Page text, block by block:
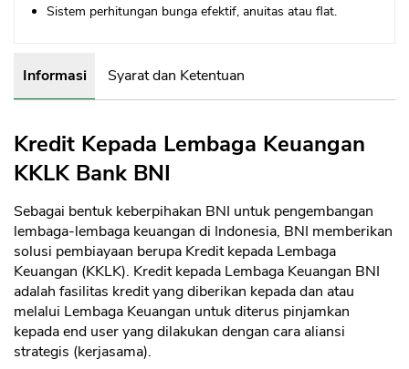
Sistem perhitungan bunga efektif, anuitas atau flat.
Informasi Syarat dan Ketentuan
Kredit Kepada Lembaga Keuangan
KKLK Bank BNI
Sebagai bentuk keberpihakan BNI untuk pengembangan
lembaga-lembaga keuangan di Indonesia, BNI memberikan
solusi pembiayaan berupa Kredit kepada Lembaga
Keuangan (KKLK). Kredit kepada Lembaga Keuangan BNI
adalah fasilitas kredit yang diberikan kepada dan atau
melalui Lembaga Keuangan untuk diterus pinjamkan
kepada end user yang dilakukan dengan cara aliansi
strategis (kerjasama).